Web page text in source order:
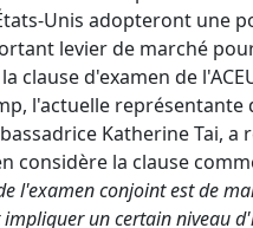
Unis adopteront une
levier de marché
clause d'examen de
l'actuelle représentante
Katherine Tai,
considère la clause
l'examen conjoint est de
impliquer un certain niveau